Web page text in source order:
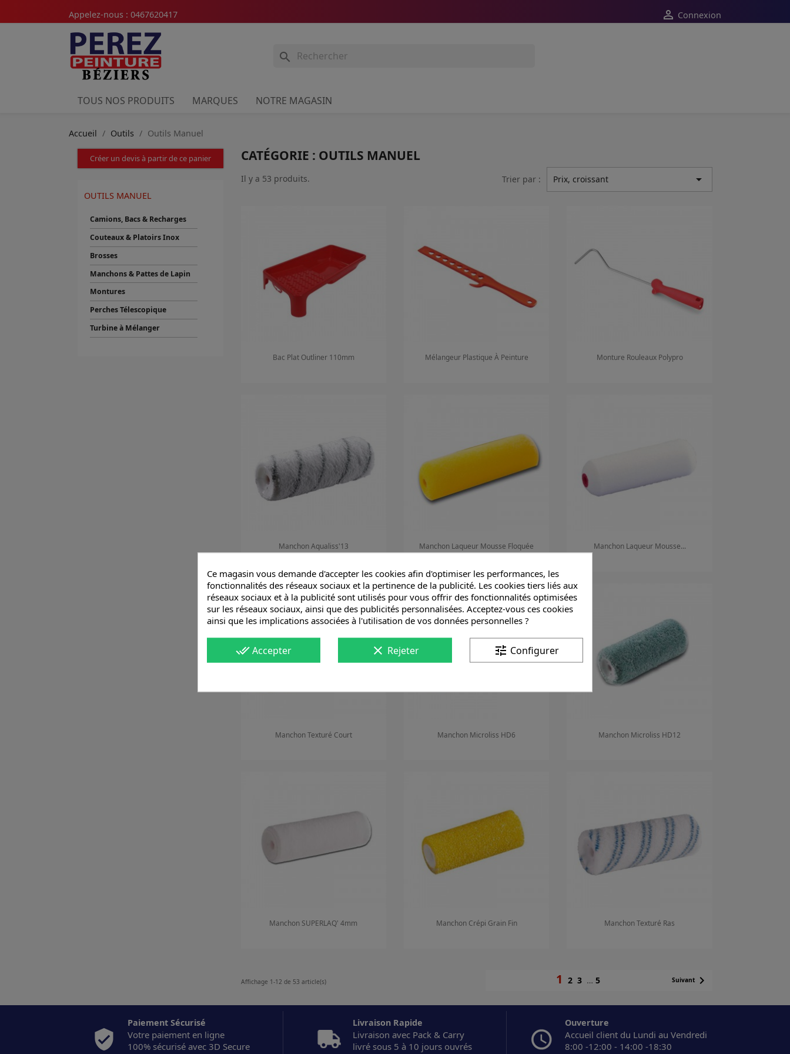
Appelez-nous : 0467620417  Connexion

TOUS NOS PRODUITS MARQUES NOTRE MAGASIN
Accueil Outils Outils Manuel
Créer un devis à partir de ce panier
OUTILS MANUEL
Camions, Bacs & Recharges
Couteaux & Platoirs Inox
Brosses
Manchons & Pattes de Lapin
Montures
Perches Télescopique
Turbine à Mélanger
CATÉGORIE : OUTILS MANUEL
Il y a 53 produits. Trier par : Prix, croissant 
Bac Plat Outliner 110mm Mélangeur Plastique À Peinture Monture Rouleaux Polypro
Manchon Aqualiss'13
Aperçu rapide
Manchon Laqueur Mousse Floquée
Aperçu rapide
Manchon Laqueur Mousse...
Manchon Texturé Court Manchon Microliss HD6 Manchon Microliss HD12
Manchon SUPERLAQ' 4mm Manchon Crépi Grain Fin Manchon Texturé Ras
Affichage 1-12 de 53 article(s) 123 … 5 Suivant
Paiement Sécurisé
Votre paiement en ligne
100% sécurisé avec 3D Secure
Livraison Rapide
Livraison avec Pack & Carry
livré sous 5 à 10 jours ouvrés
Ouverture
Accueil client du Lundi au Vendredi
8:00 -12:00 - 14:00 -18:30
Ce magasin vous demande d'accepter les cookies afin d'optimiser les performances, les
fonctionnalités des réseaux sociaux et la pertinence de la publicité. Les cookies tiers liés aux
réseaux sociaux et à la publicité sont utilisés pour vous offrir des fonctionnalités optimisées
sur les réseaux sociaux, ainsi que des publicités personnalisées. Acceptez-vous ces cookies
ainsi que les implications associées à l'utilisation de vos données personnelles ?
done_allAccepter clear Rejeter tune Configurer